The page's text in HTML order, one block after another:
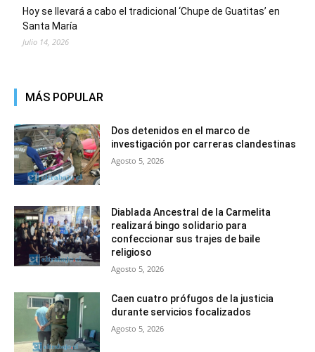
Hoy se llevará a cabo el tradicional ‘Chupe de Guatitas’ en
Santa María
Julio 14, 2026
MÁS POPULAR
Dos detenidos en el marco de
investigación por carreras clandestinas
Agosto 5, 2026
Diablada Ancestral de la Carmelita
realizará bingo solidario para
confeccionar sus trajes de baile
religioso
Agosto 5, 2026
Caen cuatro prófugos de la justicia
durante servicios focalizados
Agosto 5, 2026